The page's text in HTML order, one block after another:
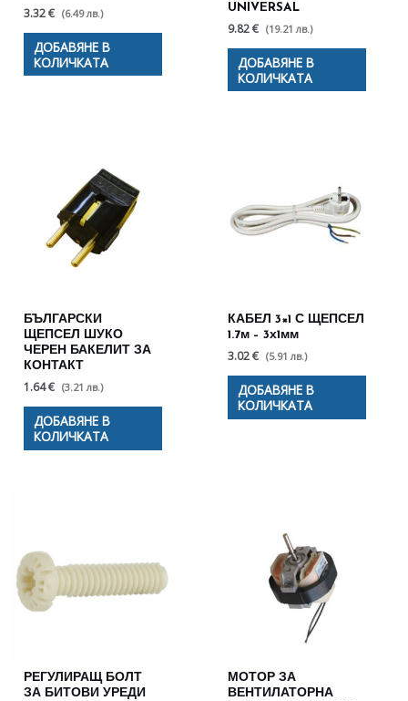
3.32 € (6.49 лв.)
ДОБАВЯНЕ В
КОЛИЧКАТА
UNIVERSAL
9.82 € (19.21 лв.)
ДОБАВЯНЕ В
КОЛИЧКАТА
БЪЛГАРСКИ
ЩЕПСЕЛ ШУКО
ЧЕРЕН БАКЕЛИТ ЗА
КОНТАКТ
1.64 € (3.21 лв.)
ДОБАВЯНЕ В
КОЛИЧКАТА
КАБЕЛ 3×1 С ЩЕПСЕЛ
1.7м – 3х1мм
3.02 € (5.91 лв.)
ДОБАВЯНЕ В
КОЛИЧКАТА
РЕГУЛИРАЩ БОЛТ
ЗА БИТОВИ УРЕДИ
МОТОР ЗА
ВЕНТИЛАТОРНА